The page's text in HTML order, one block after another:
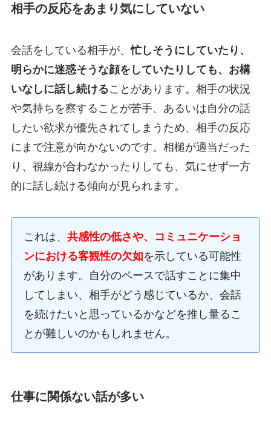
相手の反応をあまり気にしていない
会話をしている相手が、忙しそうにしていたり、
明らかに迷惑そうな顔をしていたりしても、お構
いなしに話し続けることがあります。相手の状況
や気持ちを察することが苦手、あるいは自分の話
したい欲求が優先されてしまうため、相手の反応
にまで注意が向かないのです。相槌が適当だった
り、視線が合わなかったりしても、気にせず一方
的に話し続ける傾向が見られます。
これは、 共感性の低さや、コミュニケーショ
ンにおける客観性の欠如を示している可能性
があります。自分のペースで話すことに集中
してしまい、相手がどう感じているか、会話
を続けたいと思っているかなどを推し量るこ
とが難しいのかもしれません。
仕事に関係ない話が多い